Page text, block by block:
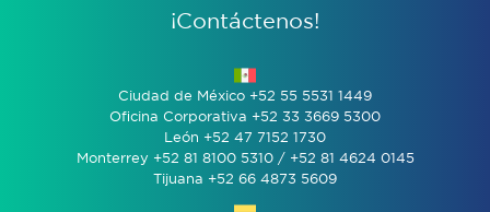
¡Contáctenos!
Ciudad de México +52 55 5531 1449
Oficina Corporativa +52 33 3669 5300
León +52 47 7152 1730
Monterrey +52 81 8100 5310 / +52 81 4624 0145
Tijuana +52 66 4873 5609